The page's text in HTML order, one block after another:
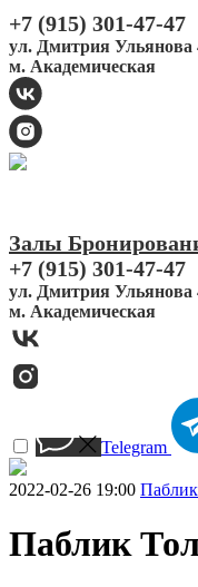
+7 (915) 301-47-47
ул. Дмитрия Ульянова
м. Академическая
Залы
+7 (915) 301-47-47
ул. Дмитрия Ульянова
м. Академическая
Telegram
2022-02-26 19:00
Паблик